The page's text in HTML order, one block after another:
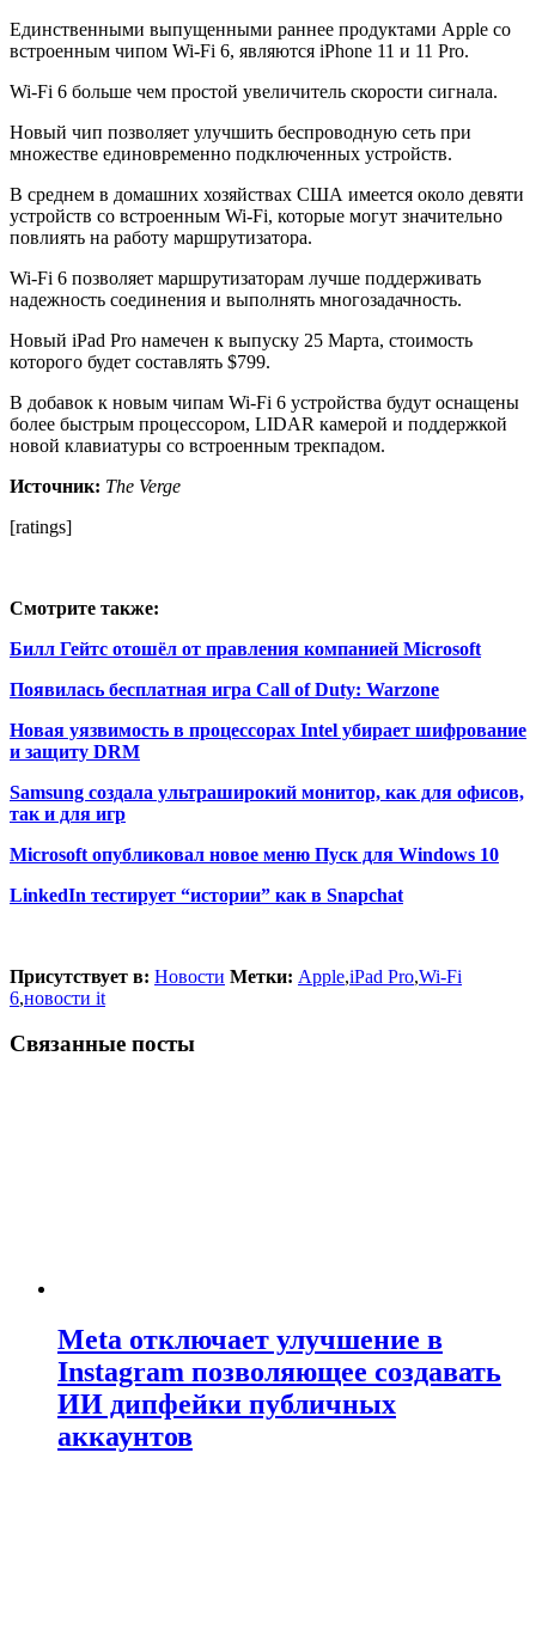
Единственными выпущенными раннее продуктами Apple со
встроенным чипом Wi-Fi 6, являются iPhone 11 и 11 Pro.
Wi-Fi 6 больше чем простой увеличитель скорости сигнала.
Новый чип позволяет улучшить беспроводную сеть при
множестве единовременно подключенных устройств.
В среднем в домашних хозяйствах США имеется около девяти
устройств со встроенным Wi-Fi, которые могут значительно
повлиять на работу маршрутизатора.
Wi-Fi 6 позволяет маршрутизаторам лучше поддерживать
надежность соединения и выполнять многозадачность.
Новый iPad Pro намечен к выпуску 25 Марта, стоимость
которого будет составлять $799.
В добавок к новым чипам Wi-Fi 6 устройства будут оснащены
более быстрым процессором, LIDAR камерой и поддержкой
новой клавиатуры со встроенным трекпадом.
Источник: The Verge
[ratings]
Смотрите также:
Билл Гейтс отошёл от правления компанией Microsoft
Появилась бесплатная игра Call of Duty: Warzone
Новая уязвимость в процессорах Intel убирает шифрование
и защиту DRM
Samsung создала ультраширокий монитор, как для офисов,
так и для игр
Microsoft опубликовал новое меню Пуск для Windows 10
LinkedIn тестирует “истории” как в Snapchat
Присутствует в: Новости Метки: Apple,iPad Pro,Wi-Fi
6,новости it
Связанные посты
Meta отключает улучшение в
Instagram позволяющее создавать
ИИ дипфейки публичных
аккаунтов